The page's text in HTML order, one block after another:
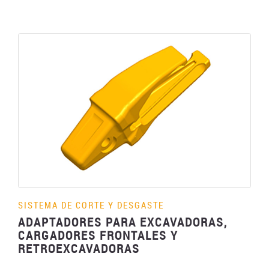
SISTEMA DE CORTE Y DESGASTE
ADAPTADORES PARA EXCAVADORAS,
CARGADORES FRONTALES Y
RETROEXCAVADORAS